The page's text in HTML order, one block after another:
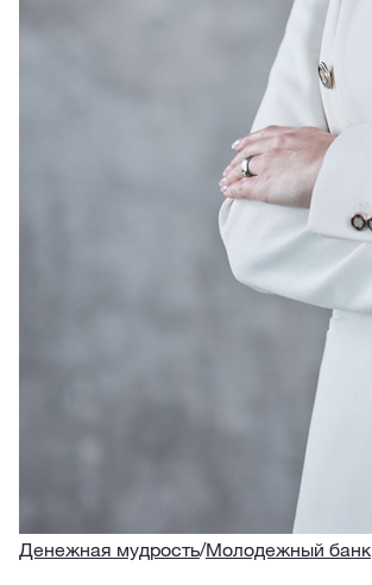
Денежная мудрость/Молодежный банк